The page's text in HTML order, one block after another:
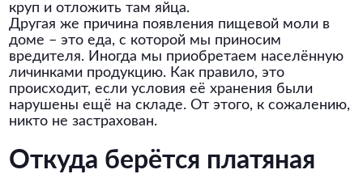
круп и отложить там яйца.
Другая же причина появления пищевой моли в
доме – это еда, с которой мы приносим
вредителя. Иногда мы приобретаем населённую
личинками продукцию. Как правило, это
происходит, если условия её хранения были
нарушены ещё на складе. От этого, к сожалению,
никто не застрахован.
Откуда берётся платяная